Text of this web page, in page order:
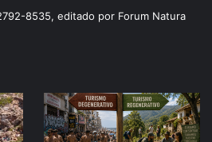
8535, editado por Forum Natura